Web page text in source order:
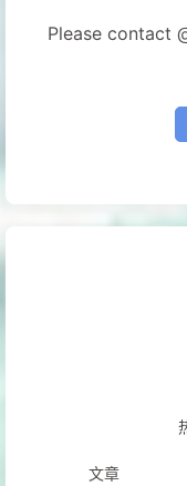
Please contact
文章